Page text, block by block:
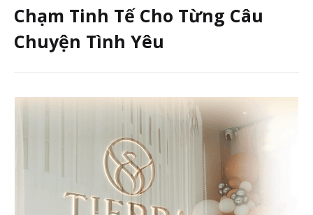
Chạm Tinh Tế Cho Từng Câu
Chuyện Tình Yêu